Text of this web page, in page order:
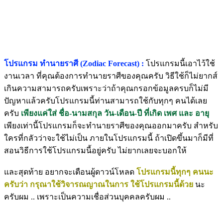
โปรแกรม ทำนายราศี (Zodiac Forecast) : โปรแกรมนี้เอาไว้ใช้
งานเวลา ที่คุณต้องการทำนายราศีของคุณครับ วิธีใช้ก็ไม่ยากส์
เกินความสามารถครับเพราะว่าถ้าคุณกรอกข้อมูลครบก็ไม่มี
ปัญหาแล้วครับโปรแกรมนี้ท่านสามารถใช้กับทุกๆ คนได้เลย
ครับ เพียงแค่ใส่ ชื่อ-นามสกุล วัน-เดือน-ปี ที่เกิด เพศ และ อายุ
เพียงเท่านี้โปรแกรมก็จะทำนายราศีของคุณออกมาครับ สำหรับ
ใครที่กลัวว่าจะใช้ไม่เป็น ภายในโปรแกรมนี้ ถ้าเปิดขึ้นมาก็มีที่
สอนวิธีการใช้โปรแกรมนี้อยู่ครับ ไม่ยากเลยจะบอกให้
และสุดท้าย อยากจะเตือนผู้ดาวน์โหลด โปรแกรมนี้ทุกๆ คนนะ
ครับว่า กรุณาใช้วิจารณญาณในการ ใช้โปรแกรมนี้ด้วย นะ
ครับผม .. เพราะเป็นความเชื่อส่วนบุคคลครับผม ..